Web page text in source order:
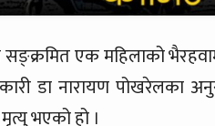
सङ्क्रमित एक महिलाको
डा नारायण पोखरेलका
भएको हो ।